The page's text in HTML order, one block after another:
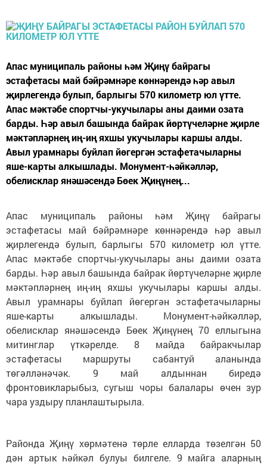
Апас муниципаль районы һәм Җиңү байрагы
эстафетасы май бәйрәмнәре көннәрендә һәр авыл
җирлегендә булып, барлыгы 570 километр юл үтте.
Апас мәктәбе спортчы-укучылары аны даими озата
барды. Һәр авыл башында байрак йөртүчеләрне җирле
мәктәпләрнең иң-иң яхшы укучылары каршы алды.
Авыл урамнары буйлап йөгергән эстафетачыларны
яше-карты алкышлады. Монумент-һәйкәлләр,
обелисклар янәшәсендә Бөек Җиңүнең...
Апас муниципаль районы һәм Җиңү байрагы
эстафетасы май бәйрәмнәре көннәрендә һәр авыл
җирлегендә булып, барлыгы 570 километр юл үтте.
Апас мәктәбе спортчы-укучылары аны даими озата
барды. Һәр авыл башында байрак йөртүчеләрне җирле
мәктәпләрнең иң-иң яхшы укучылары каршы алды.
Авыл урамнары буйлап йөгергән эстафетачыларны
яше-карты алкышлады. Монумент-һәйкәлләр,
обелисклар янәшәсендә Бөек Җиңүнең 70 еллыгына
митинглар үткәрелде. 8 майда байракчылар
эстафетасы маршруты сабантуй аланында
төгәлләнәчәк. 9 май алдыннан биредә
фронтовикларыбыз, сугыш чоры балалары өчен зур
чара уздыру планлаштырыла.
Районда Җиңү хөрмәтенә төрле елларда төзелгән 50
дән артык һәйкәл булуы билгеле. 9 майга аларның